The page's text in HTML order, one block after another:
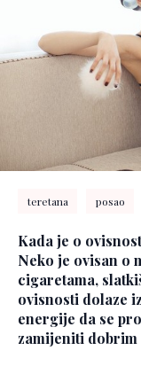
teretana posao
Kada je o
Neko je ovisan o
cigaretama,
ovisnosti dolaze
energije da se
zamijeniti dobrim